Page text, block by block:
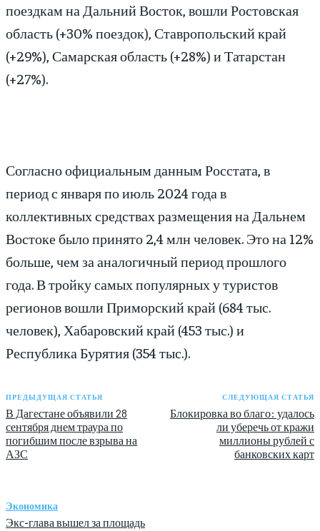
поездкам на Дальний Восток, вошли Ростовская
область (+30% поездок), Ставропольский край
(+29%), Самарская область (+28%) и Татарстан
(+27%).
Согласно официальным данным Росстата, в
период с января по июль 2024 года в
коллективных средствах размещения на Дальнем
Востоке было принято 2,4 млн человек. Это на 12%
больше, чем за аналогичный период прошлого
года. В тройку самых популярных у туристов
регионов вошли Приморский край (684 тыс.
человек), Хабаровский край (453 тыс.) и
Республика Бурятия (354 тыс.).
ПРЕДЫДУЩАЯ СТАТЬЯ
В Дагестане объявили 28
сентября днем траура по
погибшим после взрыва на
АЗС
СЛЕДУЮЩАЯ СТАТЬЯ
Блокировка во благо: удалось
ли уберечь от кражи
миллионы рублей с
банковских карт
Экономика
Экс-глава вышел за площадь